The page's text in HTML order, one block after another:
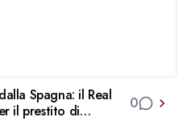
Spagna: il Real
il prestito di
0